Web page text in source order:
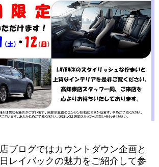
ブログではカウントダウン企画と
レイバックの魅力をご紹介して参